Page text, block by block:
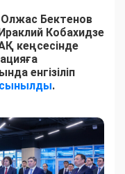
Бектенов
Кобахидзе
кеңсесінде
енгізіліп
.